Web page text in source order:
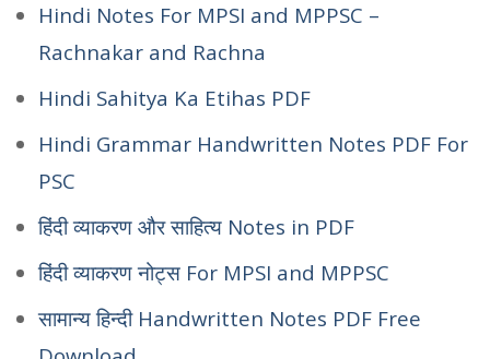
Hindi Notes For MPSI and MPPSC –
Rachnakar and Rachna
Hindi Sahitya Ka Etihas PDF
Hindi Grammar Handwritten Notes PDF For
PSC
हिंदी व्याकरण और साहित्य Notes in PDF
हिंदी व्याकरण नोट्स For MPSI and MPPSC
सामान्य हिन्दी Handwritten Notes PDF Free